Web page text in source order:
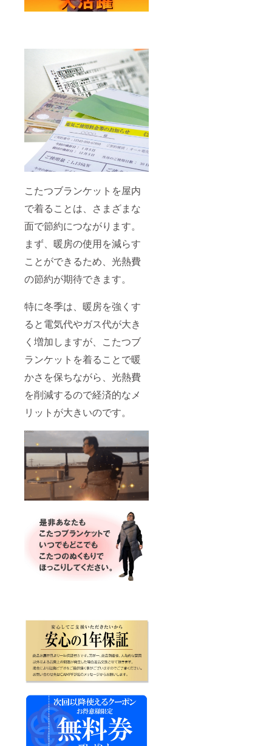
こたつブランケットを屋内
で着ることは、さまざまな
面で節約につながります。
まず、暖房の使用を減らす
ことができるため、光熱費
の節約が期待できます。
特に冬季は、暖房を強くす
ると電気代やガス代が大き
く増加しますが、こたつブ
ランケットを着ることで暖
かさを保ちながら、光熱費
を削減するので経済的なメ
リットが大きいのです。